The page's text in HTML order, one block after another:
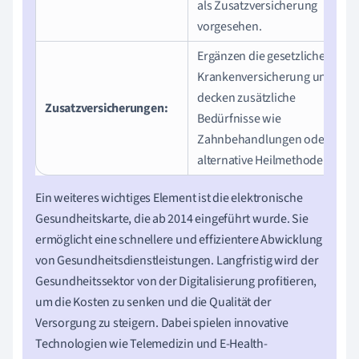
als Zusatzversicherung
vorgesehen.
Zusatzversicherungen:
Ergänzen die gesetzliche
Krankenversicherung und
decken zusätzliche
Bedürfnisse wie
Zahnbehandlungen oder
alternative Heilmethoden.
Ein weiteres wichtiges Element ist die elektronische
Gesundheitskarte, die ab 2014 eingeführt wurde. Sie
ermöglicht eine schnellere und effizientere Abwicklung
von Gesundheitsdienstleistungen. Langfristig wird der
Gesundheitssektor von der Digitalisierung profitieren,
um die Kosten zu senken und die Qualität der
Versorgung zu steigern. Dabei spielen innovative
Technologien wie Telemedizin und E-Health-